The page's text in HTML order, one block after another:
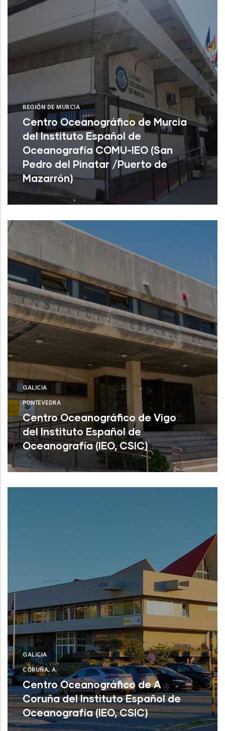
REGIÓN DE MURCIA
Centro Oceanográfico de Murcia
del Instituto Español de
Oceanografía COMU-IEO (San
Pedro del Pinatar /Puerto de
Mazarrón)
Centro Oceanográfico de Murcia del
Instituto Español de Oceanografía COMU-
IEO (San Pedro del Pinatar /Puerto de
Mazar
GALICIA
PONTEVEDRA
Centro Oceanográfico de Vigo
del Instituto Español de
Oceanografía (IEO, CSIC)
Centro Oceanográfico de Vigo del
Instituto Español de Oceanografía (IEO,
GALICIA
CORUÑA, A
Centro Oceanográfico de A
Coruña del Instituto Español de
Oceanografía (IEO, CSIC)